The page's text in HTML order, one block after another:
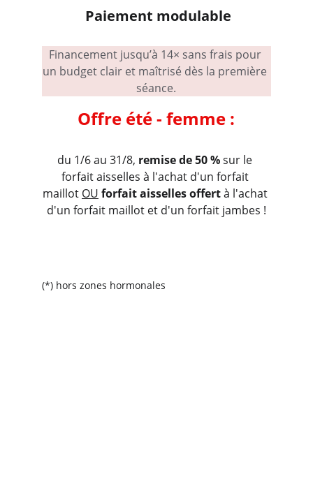
Paiement modulable
Financement jusqu’à 14× sans frais pour
un budget clair et maîtrisé dès la première
séance.
Offre été - femme :
du 1/6 au 31/8, remise de 50 % sur le
forfait aisselles à l'achat d'un forfait
maillot OU forfait aisselles offert à l'achat
d'un forfait maillot et d'un forfait jambes !
(*) hors zones hormonales